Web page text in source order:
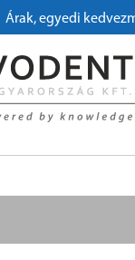
Árak, egyedi